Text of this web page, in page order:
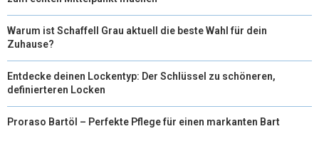
Warum ist Schaffell Grau aktuell die beste Wahl für dein
Zuhause?
Entdecke deinen Lockentyp: Der Schlüssel zu schöneren,
definierteren Locken
Proraso Bartöl – Perfekte Pflege für einen markanten Bart